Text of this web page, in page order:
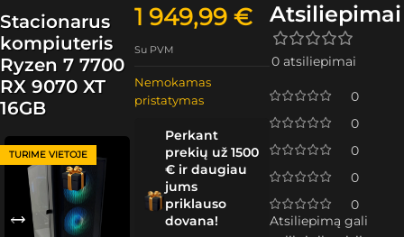
Stacionarus
kompiuteris
Ryzen 7 7700
RX 9070 XT
16GB
TURIME VIETOJE
1 949,99€
Su PVM
Nemokamas
pristatymas
Perkant
prekių už 1500
€ ir daugiau
jums
priklauso
dovana!
Atsiliepimai
0 atsiliepimai
0
0
0
0
0
Atsiliepimą gali